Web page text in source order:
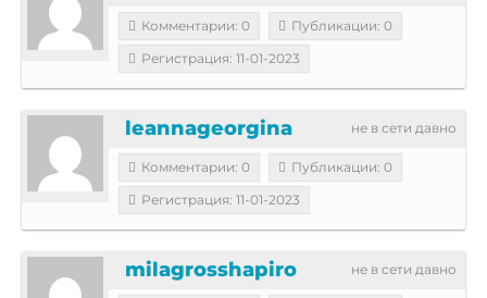
Комментарии: 0
Публикации: 0
Регистрация: 11-01-2023
не в сети давно
leannageorgina
Комментарии: 0
Публикации: 0
Регистрация: 11-01-2023
не в сети давно
milagrosshapiro